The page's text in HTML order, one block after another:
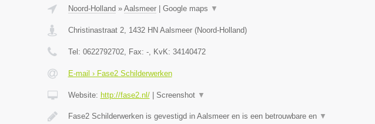
Noord-Holland » Aalsmeer| Google maps ▼
Christinastraat 2, 1432 HN Aalsmeer(Noord-Holland)
Tel: 0622792702, Fax: -, KvK: 34140472
E-mail › Fase2 Schilderwerken
Website: http://fase2.nl/| Screenshot ▼
Fase2 Schilderwerken is gevestigd in Aalsmeer en is een betrouwbare en ▼